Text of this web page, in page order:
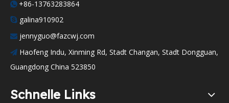
 +86-13763283864
 galina910902
 jennyguo@fazcwj.com
 Haofeng Indu, Xinming Rd, Stadt Changan, Stadt Dongguan,
Guangdong China 523850
Schnelle Links